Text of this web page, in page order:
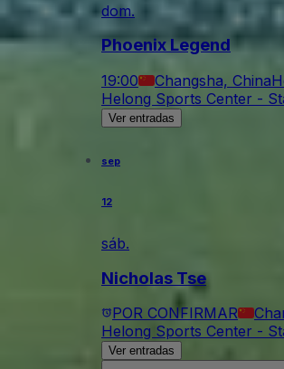
dom.
Phoenix Legend
19:00 Changsha, China
Helong Sports Center -
Ver entradas
sep
12
sáb.
Nicholas Tse
POR CONFIRMAR
Helong Sports Center -
Ver entradas